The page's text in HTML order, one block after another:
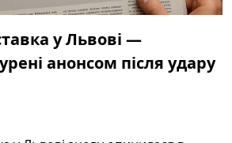
у Львові —
анонсом після удару